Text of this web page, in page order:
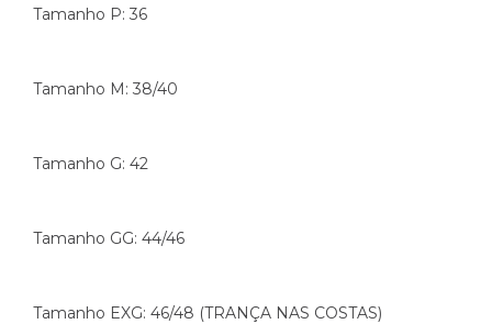
Tamanho P: 36
Tamanho M: 38/40
Tamanho G: 42
Tamanho GG: 44/46
Tamanho EXG: 46/48 (TRANÇA NAS COSTAS)